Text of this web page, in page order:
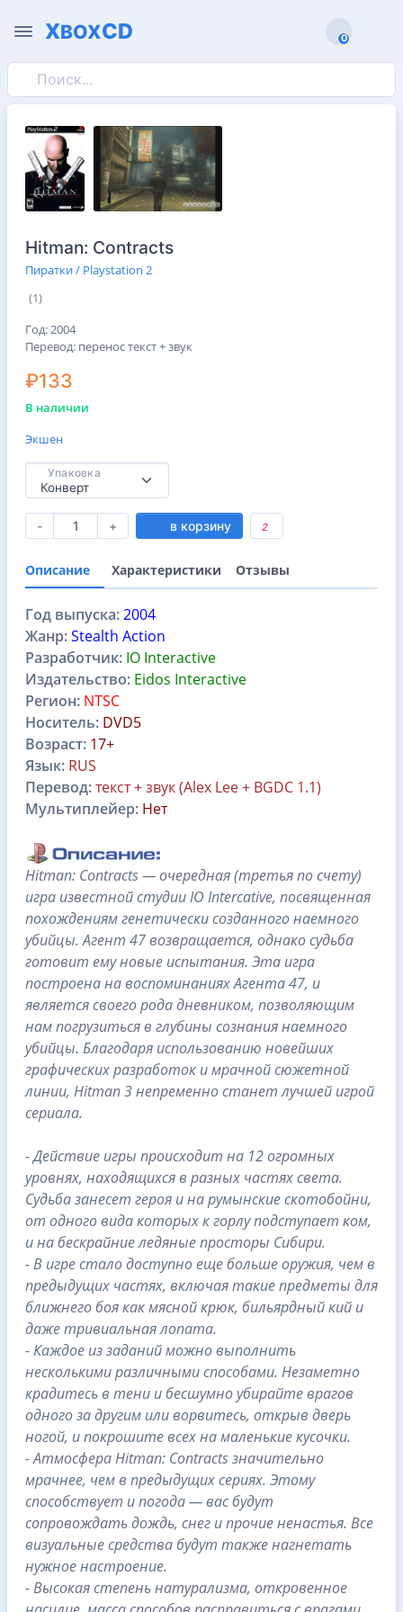
XBOXCD 0
0
Hitman: Contracts
Пиратки / Playstation 2
(1)
Год: 2004
Перевод: перенос текст + звук
₽133
В наличии
Экшен
Упаковка
- + в корзину 2
Описание Характеристики Отзывы
Год выпуска:2004
Жанр:Stealth Action
Разработчик: IO Interactive
Издательство: Eidos Interactive
Регион: NTSC
Носитель: DVD5
Возраст: 17+
Язык: RUS
Перевод:текст + звук (Alex Lee + BGDC 1.1)
Мультиплейер: Нет
Hitman: Contracts — очередная (третья по счету)
игра известной студии IO Intercative, посвященная
похождениям генетически созданного наемного
убийцы. Агент 47 возвращается, однако судьба
готовит ему новые испытания. Эта игра
построена на воспоминаниях Агента 47, и
является своего рода дневником, позволяющим
нам погрузиться в глубины сознания наемного
убийцы. Благодаря использованию новейших
графических разработок и мрачной сюжетной
линии, Hitman 3 непременно станет лучшей игрой
сериала.
- Действие игры происходит на 12 огромных
уровнях, находящихся в разных частях света.
Судьба занесет героя и на румынские скотобойни,
от одного вида которых к горлу подступает ком,
и на бескрайние ледяные просторы Сибири.
- В игре стало доступно еще больше оружия, чем в
предыдущих частях, включая такие предметы для
ближнего боя как мясной крюк, бильярдный кий и
даже тривиальная лопата.
- Каждое из заданий можно выполнить
несколькими различными способами. Незаметно
крадитесь в тени и бесшумно убирайте врагов
одного за другим или ворвитесь, открыв дверь
ногой, и покрошите всех на маленькие кусочки.
- Атмосфера Hitman: Contracts значительно
мрачнее, чем в предыдущих сериях. Этому
способствует и погода — вас будут
сопровождать дождь, снег и прочие ненастья. Все
визуальные средства будут также нагнетать
нужное настроение.
- Высокая степень натурализма, откровенное